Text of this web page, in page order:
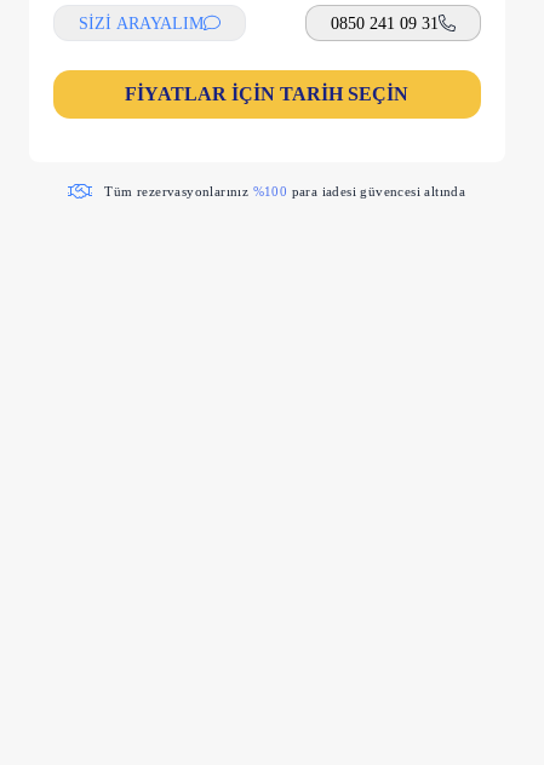
SİZİ ARAYALIM 0850 241 09 31
FİYATLAR İÇİN TARİH SEÇİN
Tüm rezervasyonlarınız %100 para iadesi güvencesi altında